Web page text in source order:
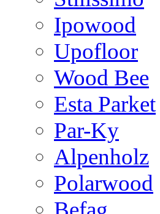
Ipowood
Upofloor
Wood Bee
Esta Parket
Par-Ky
Alpenholz
Polarwood